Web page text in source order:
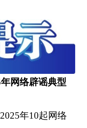
网络辟谣典型
年10起网络